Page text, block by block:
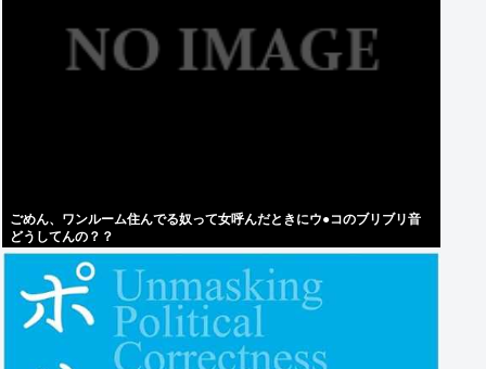
ごめん、ワンルーム住んでる奴って女呼んだときにウ●コのブリブリ音
どうしてんの？？